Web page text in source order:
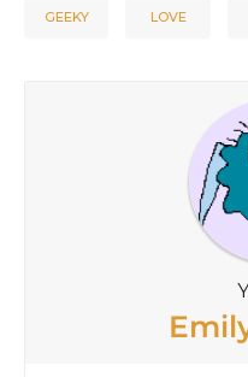
GEEKY LOVE